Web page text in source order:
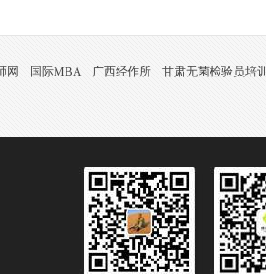
网 国际MBA 广西经作所 甘肃无菌检验员培训